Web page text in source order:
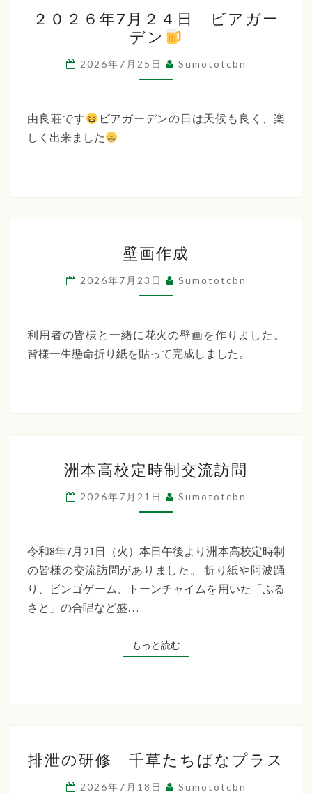
０
２
６
年
月
ー
ン
２０２６年7月２４日 ビアガー
デン
2026年7月25日 Sumototcbn
由良荘です
ビアガーデンの日は天候も良く、楽
しく出来ました
画
作
成
壁画作成
2026年7月23日 Sumototcbn
利用者の皆様と一緒に花火の壁画を作りました。
皆様一生懸命折り紙を貼って完成しました。
本
高
校
時
制
交
問
洲本高校定時制交流訪問
2026年7月21日 Sumototcbn
令和8年7月21日（火）本日午後より洲本高校定時制
の皆様の交流訪問がありました。 折り紙や阿波踊
り、ビンゴゲーム、トーンチャイムを用いた「ふる
さと」の合唱など盛…
もっと読むもっと読む
泄
の
排泄の研修 千草たちばなプラス
2026年7月18日 Sumototcbn